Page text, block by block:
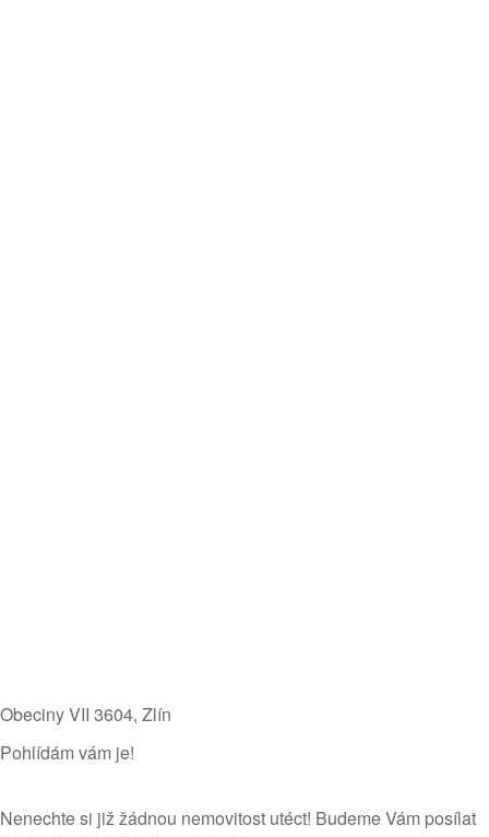
Obeciny VII 3604​, Zlín
Pohlídám vám je!
Nenechte si již žádnou nemovitost utéct! Budeme Vám posílat